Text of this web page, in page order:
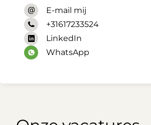
E-mail mij
+31617233524
LinkedIn
WhatsApp